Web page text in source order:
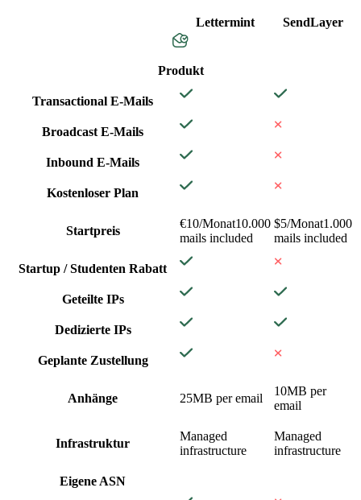
Lettermint SendLayer
Produkt
Transactional E-Mails
Broadcast E-Mails
Inbound E-Mails
Kostenloser Plan
Startpreis
€10/Monat10.000
mails included
$5/Monat1.000
mails included
Startup / Studenten Rabatt
Geteilte IPs
Dedizierte IPs
Geplante Zustellung
Anhänge 25MB per email
10MB per
email
Infrastruktur
Managed
infrastructure
Managed
infrastructure
Eigene ASN